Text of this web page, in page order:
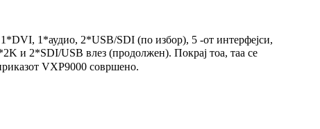
1*аудио, 2*USB/SDI (по избор), 5 -от интерфејси,
и 2*SDI/USB влез (продолжен). Покрај тоа, таа се
VXP9000 совршено.